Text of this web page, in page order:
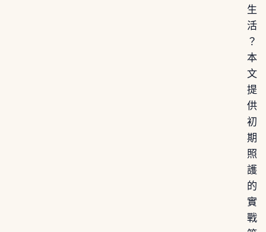
生
活
？
本
文
提
供
初
期
照
護
的
實
戰